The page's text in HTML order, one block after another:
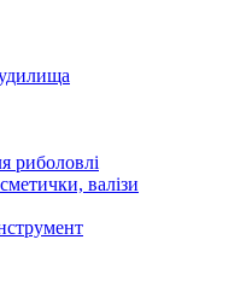
риболовлі
валізи